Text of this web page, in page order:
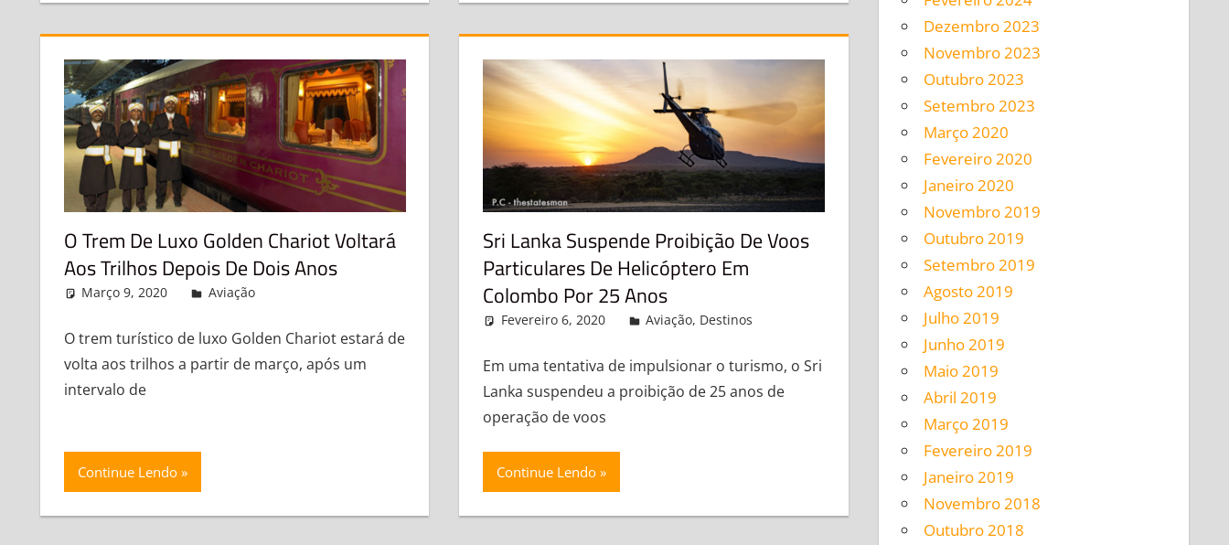
O Trem De Luxo Golden Chariot Voltará
Aos Trilhos Depois De Dois Anos
Março 9, 2020 admin
Aviação
O trem turístico de luxo Golden Chariot estará de
volta aos trilhos a partir de março, após um
intervalo de
Continue Lendo
Sri Lanka Suspende Proibição De Voos
Particulares De Helicóptero Em
Colombo Por 25 Anos
Fevereiro 6, 2020 admin
Aviação, Destinos
Em uma tentativa de impulsionar o turismo, o Sri
Lanka suspendeu a proibição de 25 anos de
operação de voos
Continue Lendo
Dezembro 2023
Novembro 2023
Outubro 2023
Setembro 2023
Março 2020
Fevereiro 2020
Janeiro 2020
Novembro 2019
Outubro 2019
Setembro 2019
Agosto 2019
Julho 2019
Junho 2019
Maio 2019
Abril 2019
Março 2019
Fevereiro 2019
Janeiro 2019
Novembro 2018
Outubro 2018